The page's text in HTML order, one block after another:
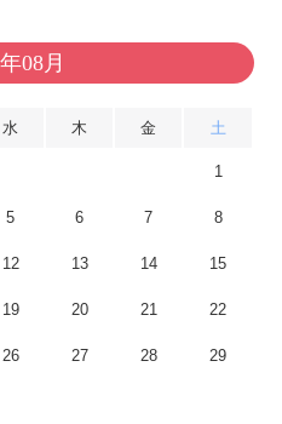
08月
水 木 金 土
1
5 6 7 8
12 13 14 15
19 20 21 22
26 27 28 29